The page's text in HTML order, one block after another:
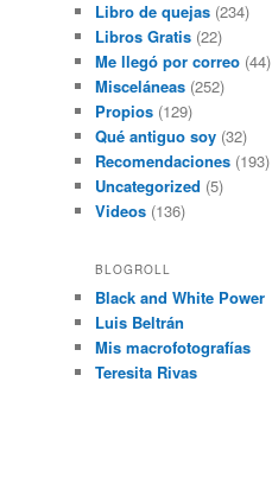
Libro de quejas (234)
Libros Gratis (22)
Me llegó por correo (44)
Misceláneas (252)
Propios (129)
Qué antiguo soy (32)
Recomendaciones (193)
Uncategorized (5)
Videos (136)
BLOGROLL
Black and White Power
Luis Beltrán
Mis macrofotografías
Teresita Rivas